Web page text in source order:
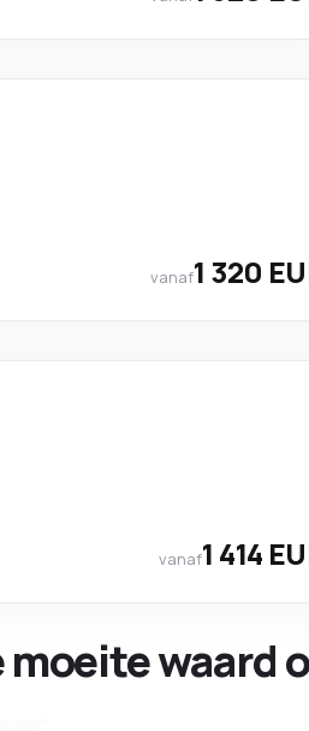
vanaf1 320
vanaf1 414
waard